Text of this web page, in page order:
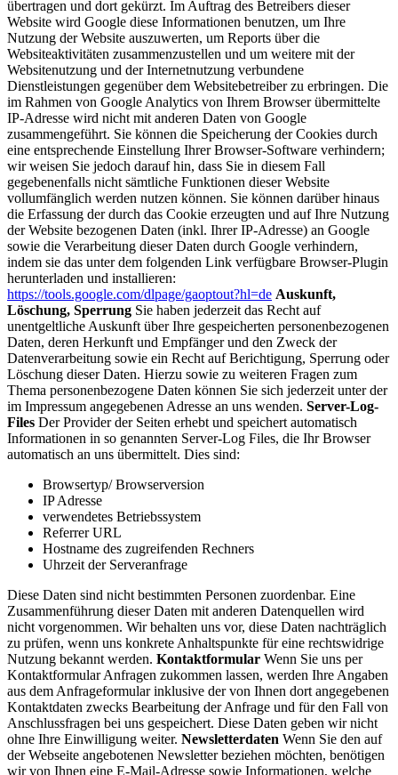
übertragen und dort gekürzt. Im Auftrag des Betreibers dieser
Website wird Google diese Informationen benutzen, um Ihre
Nutzung der Website auszuwerten, um Reports über die
Websiteaktivitäten zusammenzustellen und um weitere mit der
Websitenutzung und der Internetnutzung verbundene
Dienstleistungen gegenüber dem Websitebetreiber zu erbringen. Die
im Rahmen von Google Analytics von Ihrem Browser übermittelte
IP-Adresse wird nicht mit anderen Daten von Google
zusammengeführt. Sie können die Speicherung der Cookies durch
eine entsprechende Einstellung Ihrer Browser-Software verhindern;
wir weisen Sie jedoch darauf hin, dass Sie in diesem Fall
gegebenenfalls nicht sämtliche Funktionen dieser Website
vollumfänglich werden nutzen können. Sie können darüber hinaus
die Erfassung der durch das Cookie erzeugten und auf Ihre Nutzung
der Website bezogenen Daten (inkl. Ihrer IP-Adresse) an Google
sowie die Verarbeitung dieser Daten durch Google verhindern,
indem sie das unter dem folgenden Link verfügbare Browser-Plugin
herunterladen und installieren:
https://tools.google.com/dlpage/gaoptout?hl=de Auskunft,
Löschung, Sperrung Sie haben jederzeit das Recht auf
unentgeltliche Auskunft über Ihre gespeicherten personenbezogenen
Daten, deren Herkunft und Empfänger und den Zweck der
Datenverarbeitung sowie ein Recht auf Berichtigung, Sperrung oder
Löschung dieser Daten. Hierzu sowie zu weiteren Fragen zum
Thema personenbezogene Daten können Sie sich jederzeit unter der
im Impressum angegebenen Adresse an uns wenden. Server-Log-
Files Der Provider der Seiten erhebt und speichert automatisch
Informationen in so genannten Server-Log Files, die Ihr Browser
automatisch an uns übermittelt. Dies sind:
Browsertyp/ Browserversion
IP Adresse
verwendetes Betriebssystem
Referrer URL
Hostname des zugreifenden Rechners
Uhrzeit der Serveranfrage
Diese Daten sind nicht bestimmten Personen zuordenbar. Eine
Zusammenführung dieser Daten mit anderen Datenquellen wird
nicht vorgenommen. Wir behalten uns vor, diese Daten nachträglich
zu prüfen, wenn uns konkrete Anhaltspunkte für eine rechtswidrige
Nutzung bekannt werden. Kontaktformular Wenn Sie uns per
Kontaktformular Anfragen zukommen lassen, werden Ihre Angaben
aus dem Anfrageformular inklusive der von Ihnen dort angegebenen
Kontaktdaten zwecks Bearbeitung der Anfrage und für den Fall von
Anschlussfragen bei uns gespeichert. Diese Daten geben wir nicht
ohne Ihre Einwilligung weiter. Newsletterdaten Wenn Sie den auf
der Webseite angebotenen Newsletter beziehen möchten, benötigen
wir von Ihnen eine E-Mail-Adresse sowie Informationen, welche